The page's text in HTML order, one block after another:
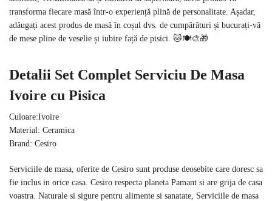
transforma fiecare masă într-o experiență plină de personalitate. Așadar,
adăugați acest produs de masă în coșul dvs. de cumpărături și bucurați-vă
de mese pline de veselie și iubire față de pisici. 🐱🍽️🎨🎁
Detalii Set Complet Serviciu De Masa
Ivoire cu Pisica
Culoare:Ivoire
Material: Ceramica
Brand: Cesiro
Serviciile de masa, oferite de Cesiro sunt produse deosebite care doresc sa
fie inclus in orice casa. Cesiro respecta planeta Pamant si are grija de casa
voastra. Naturale si sigure pentru alimente si sanatate, Serviciile de masa